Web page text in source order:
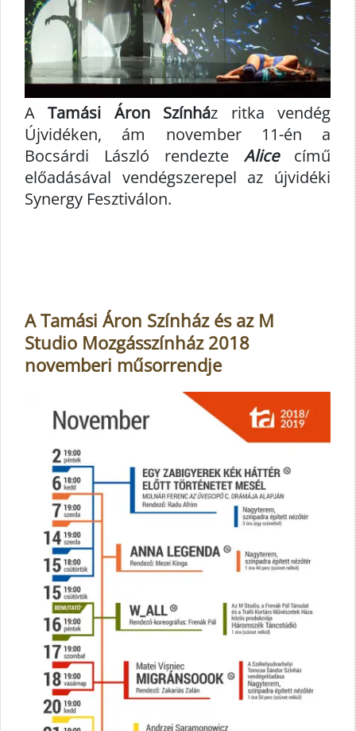
A Tamási Áron Színház ritka vendég
Újvidéken, ám november 11-én a
Bocsárdi László rendezte Alicecímű
előadásával vendégszerepel az újvidéki
Synergy Fesztiválon.
A Tamási Áron Színház és az M
Studio Mozgásszínház 2018
novemberi műsorrendje